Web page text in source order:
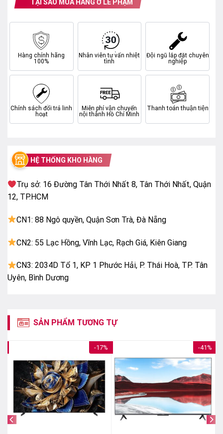
MiniLED – kiểm soát đèn nền chính xác
Hệ thống làm mờ cục bộ theo vùng giúp cân bằng
sáng tối, mang lại hình ảnh có chiều sâu và rõ nét hơn.
Full Array Local Dimming – tăng độ tương phản
REGZA Engine ZRi – bộ xử lý AI cao cấp
TẠI SAO MUA HÀNG Ở LÊ PHẠM
Hàng chính hãng
100%
Nhân viên tư vấn nhiệt
tình
Đội ngũ lắp đặt chuyên
nghiệp
Chính sách đổi trả linh
hoạt
Miễn phí vận chuyển
nội thành Hồ Chí Minh
Thanh toán thuận tiện
HỆ THỐNG KHO HÀNG
Trụ sở: 16 Đường Tân Thới Nhất 8, Tân Thới Nhất, Quận
12, TP.HCM
CN1: 88 Ngô quyền, Quận Sơn Trà, Đà Nẵng
CN2: 55 Lạc Hồng, Vĩnh Lạc, Rạch Giá, Kiên Giang
CN3: 2034D Tổ 1, KP 1 Phước Hải, P. Thái Hoà, TP. Tân
Uyên, Bình Dương
SẢN PHẨM TƯƠNG TỰ
-17% -41%